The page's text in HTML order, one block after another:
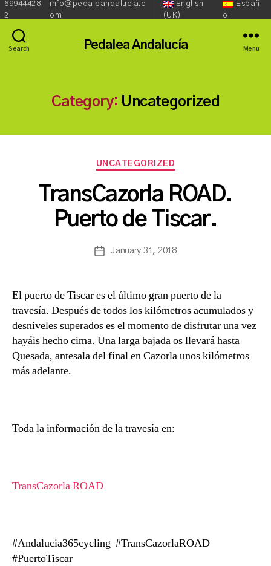
Phone:
69944428
2
Email:
info@pedaleandalucia.c
om
Redes
Sociales::
Language::
English
(UK)
Españ
ol
Search Pedalea Andalucía Menu
Category: Uncategorized
Categories
UNCATEGORIZED
TransCazorla ROAD.
Puerto de Tiscar.
Post
y
a
s
n
a
PostJanuary 31, 2018
El puerto de Tiscar es el último gran puerto de la
travesía. Después de todos los kilómetros acumulados y
desniveles superados es el momento de disfrutar una vez
hayáis hecho cima. Una larga bajada os llevará hasta
Quesada, antesala del final en Cazorla unos kilómetros
más adelante.
Toda la información de la travesía en:
TransCazorla ROAD
#Andalucia365cycling #TransCazorlaROAD
#PuertoTiscar